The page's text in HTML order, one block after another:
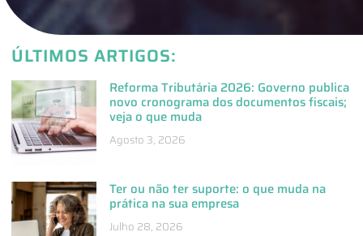
ÚLTIMOS ARTIGOS:
Reforma Tributária 2026: Governo publica
novo cronograma dos documentos fiscais;
veja o que muda
Agosto 3, 2026
Ter ou não ter suporte: o que muda na
prática na sua empresa
Julho 28, 2026